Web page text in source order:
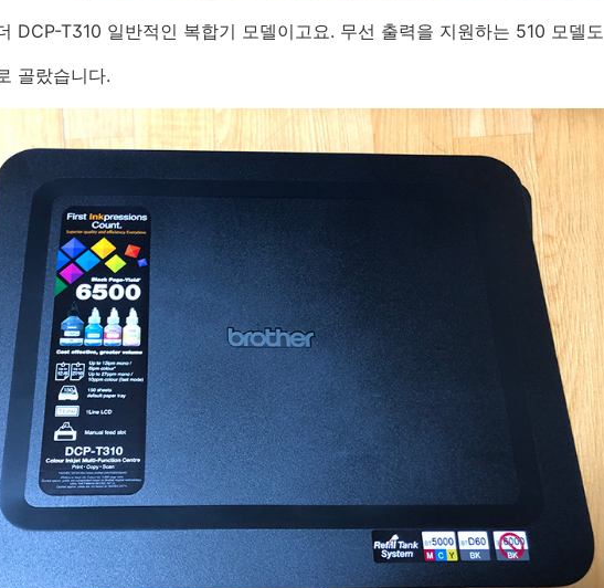
DCP-T310 일반적인 복합기 모델이고요. 무선 출력을 지원하는 510 모델도
골랐습니다.